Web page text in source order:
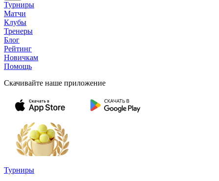
Турниры
Матчи
Клубы
Тренеры
Блог
Рейтинг
Новичкам
Помощь
Скачивайте наше приложение
Турниры